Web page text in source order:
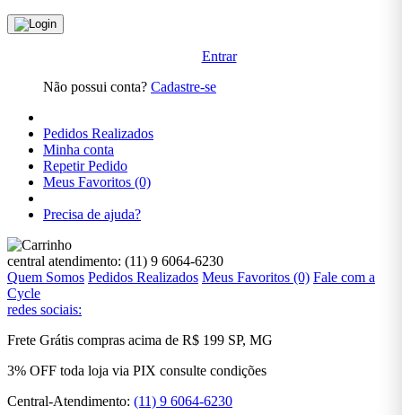
Entrar
Não possui conta? Cadastre-se
Pedidos Realizados
Minha conta
Repetir Pedido
Meus Favoritos (0)
Precisa de ajuda?
central atendimento: (11) 9 6064-6230
Quem Somos Pedidos Realizados Meus Favoritos (0) Fale com a
Cycle
redes sociais:
Frete Grátis compras acima de R$ 199 SP, MG
3% OFF toda loja via PIX consulte condições
Central-Atendimento: (11) 9 6064-6230
INFORMÁTICA
E
JOGOS E
PASSATEMPOS
JORDAN
PETERSON
LEON
LITERATURA
LITERATURA
BRASILEIRA
LITERATURA